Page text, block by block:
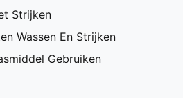
Strijken
Wassen En Strijken
Gebruiken